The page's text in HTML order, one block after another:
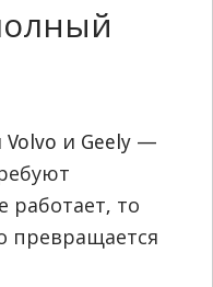
Volvo и Geely —
работает, то
превращается